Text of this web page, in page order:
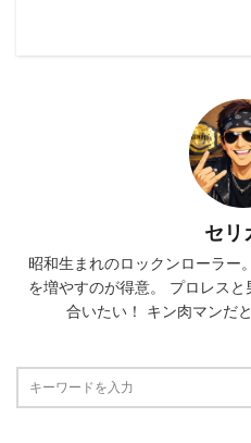
セリ
昭和生まれのロックンローラー
を増やすのが得意。 プロレス
合いたい！ キン肉マンだ